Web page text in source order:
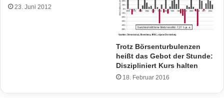
23. Juni 2012
Trotz Börsenturbulenzen
heißt das Gebot der Stunde:
Diszipliniert Kurs halten
18. Februar 2016